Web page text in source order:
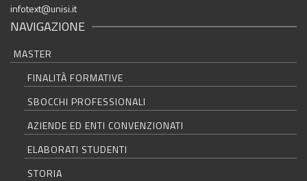
infotext@unisi.it
NAVIGAZIONE
MASTER
FINALITÀ FORMATIVE
SBOCCHI PROFESSIONALI
AZIENDE ED ENTI CONVENZIONATI
ELABORATI STUDENTI
STORIA